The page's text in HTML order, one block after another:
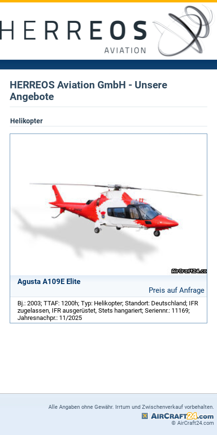
HERREOS Aviation GmbH - Unsere
Angebote
Helikopter
Agusta A109E Elite
Preis auf Anfrage
Bj.: 2003; TTAF: 1200h; Typ: Helikopter; Standort: Deutschland; IFR
zugelassen, IFR ausgerüstet, Stets hangariert; Seriennr.: 11169;
Jahresnachpr.: 11/2025
Alle Angaben ohne Gewähr. Irrtum und Zwischenverkauf vorbehalten.
© AirCraft24.com